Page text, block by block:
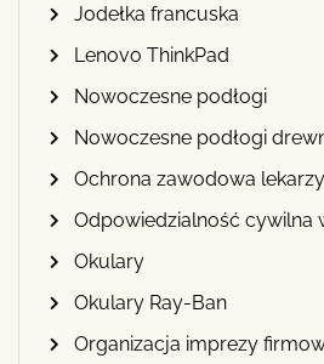
Jodełka francuska
Lenovo ThinkPad
Nowoczesne podłogi
Nowoczesne podłogi
Ochrona zawodowa lekarzy
Odpowiedzialność cywilna
Okulary
Okulary Ray-Ban
Organizacja imprezy